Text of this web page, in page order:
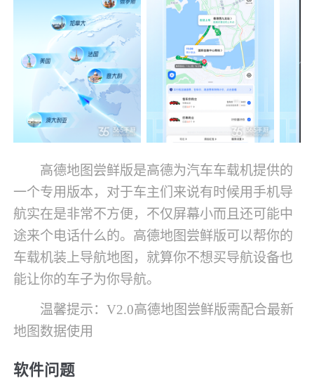
高德地图尝鲜版是高德为汽车车载机提供的
一个专用版本，对于车主们来说有时候用手机导
航实在是非常不方便，不仅屏幕小而且还可能中
途来个电话什么的。高德地图尝鲜版可以帮你的
车载机装上导航地图，就算你不想买导航设备也
能让你的车子为你导航。
温馨提示：V2.0高德地图尝鲜版需配合最新
地图数据使用
软件问题